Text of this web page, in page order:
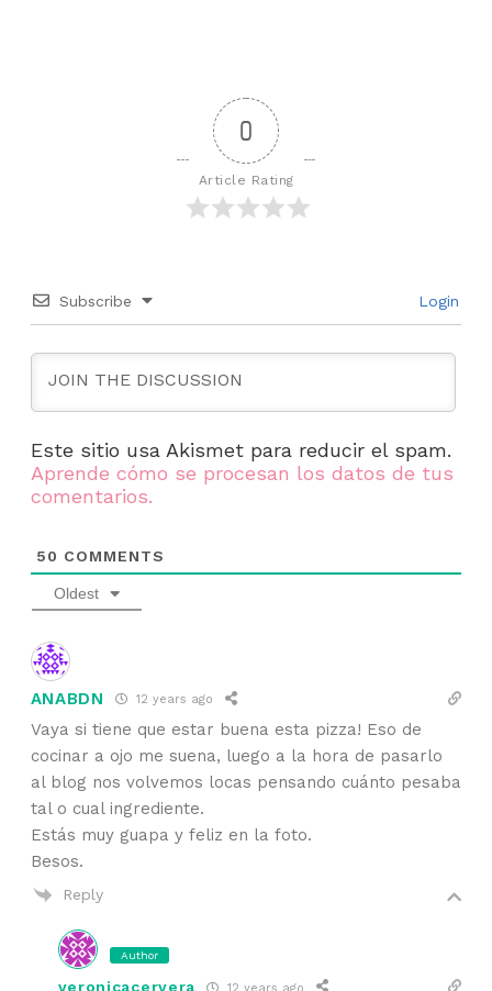
0
Article Rating
Subscribe Login
Este sitio usa Akismet para reducir el spam.
Aprende cómo se procesan los datos de tus
comentarios.
50 COMMENTS
Oldest
ANABDN 12 years ago
Vaya si tiene que estar buena esta pizza! Eso de
cocinar a ojo me suena, luego a la hora de pasarlo
al blog nos volvemos locas pensando cuánto pesaba
tal o cual ingrediente.
Estás muy guapa y feliz en la foto.
Besos.
Reply
Author
veronicacervera 12 years ago